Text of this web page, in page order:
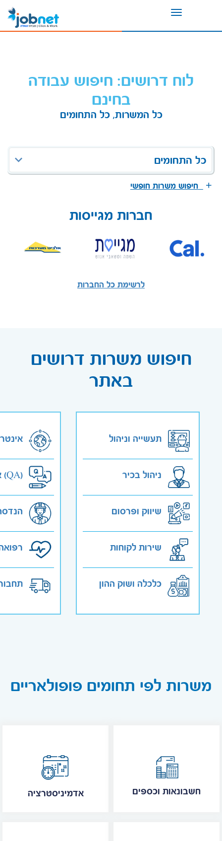
Toggle
לוח דרושים: חיפוש עבודה
בחינם
כל המשרות, כל התחומים
כל התחומים
חיפוש משרות חופשי
חברות מגייסות
לרשימת כל החברות
חיפוש משרות דרושים
באתר
תעשייה וניהול
ניהול בכיר
שיווק ופרסום
שירות לקוחות
כלכלה ושוק ההון
אבטחת איכות (QA)
משרות לפי תחומים פופולאריים
אדמיניסטרציה חשבונאות וכספים